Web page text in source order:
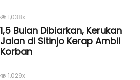
1,038x
1,5 Bulan Dibiarkan, Kerukan
Jalan di Sitinjo Kerap Ambil
Korban
1,029x